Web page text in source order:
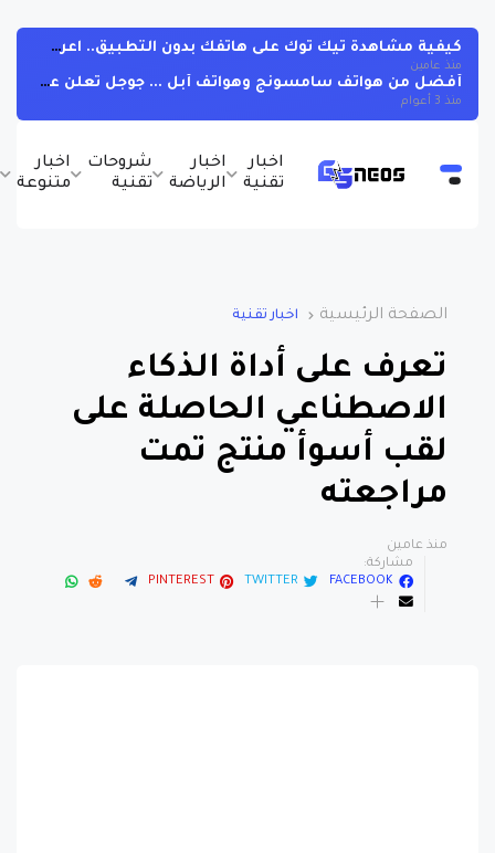
اخبار
تقنية
اخبار
الرياضة
شروحات
تقنية
اخبار
متنوعة
كيفية مشاهدة تيك توك على هاتفك بدون التطبيق.. اعرف الخطوات
منذ عامين
أفضل من هواتف سامسونج وهواتف أبل ... جوجل تعلن عن هاتف قابل للطي بمواصفات خيالية
منذ 3 أعوام
الصفحة الرئيسية اخبار تقنية
تعرف على أداة الذكاء
الاصطناعي الحاصلة على
لقب أسوأ منتج تمت
مراجعته
منذ عامين
مشاركة:
FACEBOOK
TWITTER
PINTEREST